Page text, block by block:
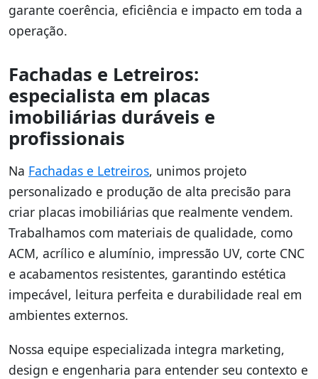
garante coerência, eficiência e impacto em toda a
operação.
Fachadas e Letreiros:
especialista em placas
imobiliárias duráveis e
profissionais
Na Fachadas e Letreiros, unimos projeto
personalizado e produção de alta precisão para
criar placas imobiliárias que realmente vendem.
Trabalhamos com materiais de qualidade, como
ACM, acrílico e alumínio, impressão UV, corte CNC
e acabamentos resistentes, garantindo estética
impecável, leitura perfeita e durabilidade real em
ambientes externos.
Nossa equipe especializada integra marketing,
design e engenharia para entender seu contexto e